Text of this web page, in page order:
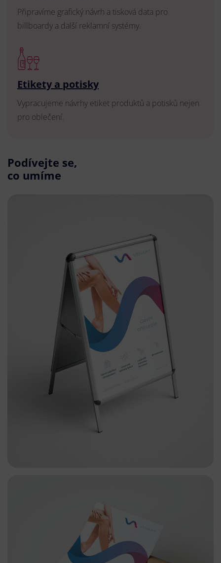
Připravíme grafický návrh a tisková data pro
billboardy a další reklamní systémy.
Etikety a potisky
Vypracujeme návrhy etiket produktů a potisků nejen
pro oblečení.
Podívejte se,
co umíme